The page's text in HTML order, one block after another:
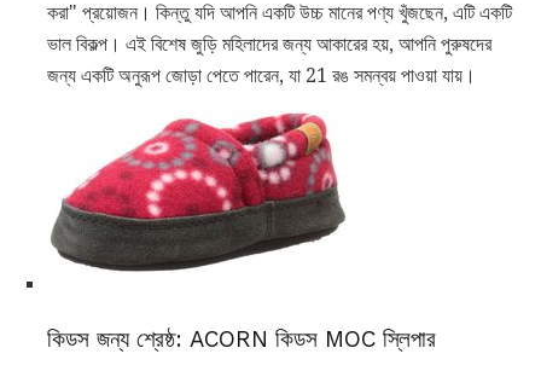
করা" প্রয়োজন। কিন্তু যদি আপনি একটি উচ্চ মানের পণ্য খুঁজছেন, এটি একটি
ভাল বিকল্প। এই বিশেষ জুড়ি মহিলাদের জন্য আকারের হয়, আপনি পুরুষদের
জন্য একটি অনুরূপ জোড়া পেতে পারেন, যা 21 রঙ সমন্বয় পাওয়া যায়।
কিডস জন্য শ্রেষ্ঠ: ACORN কিডস MOC স্লিপার